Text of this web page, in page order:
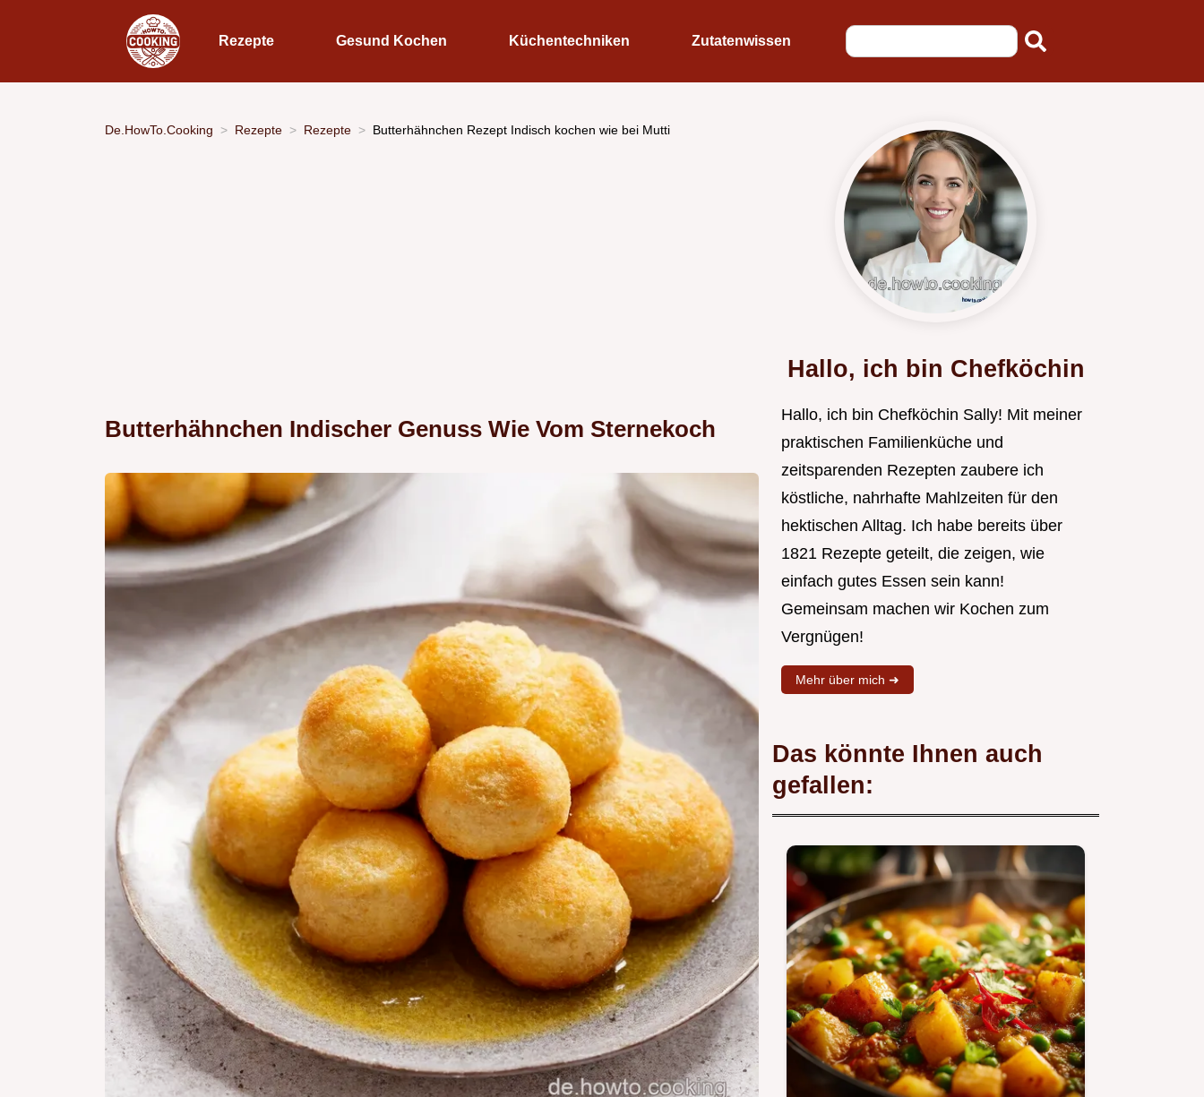
Rezepte Gesund Kochen Küchentechniken Zutatenwissen
De.HowTo.Cooking Rezepte Rezepte Butterhähnchen Rezept Indisch kochen wie bei Mutti
Butterhähnchen Indischer Genuss Wie Vom Sternekoch
Hallo, ich bin Chefköchin
Hallo, ich bin Chefköchin Sally! Mit meiner
praktischen Familienküche und
zeitsparenden Rezepten zaubere ich
köstliche, nahrhafte Mahlzeiten für den
hektischen Alltag. Ich habe bereits über
1821 Rezepte geteilt, die zeigen, wie
einfach gutes Essen sein kann!
Gemeinsam machen wir Kochen zum
Vergnügen!
Mehr über mich ➜
Das könnte Ihnen auch
gefallen: